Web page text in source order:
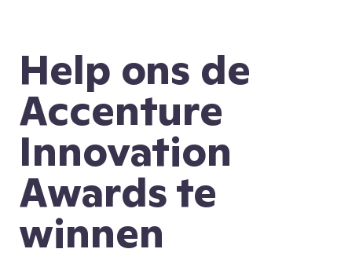
Help ons de
Accenture
Innovation
Awards te
winnen